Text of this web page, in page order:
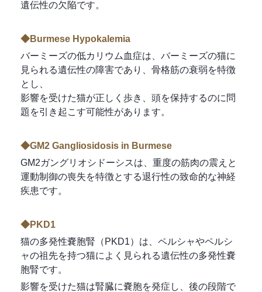
遺伝性の欠陥です。
◆Burmese Hypokalemia
バーミーズの低カリウム血症は、バーミーズの猫に
見られる遺伝性の障害であり、骨格筋の衰弱を特徴
とし、
影響を受けた猫が正しく歩き、頭を保持するのに問
題を引き起こす可能性があります。
◆GM2 Gangliosidosis in Burmese
GM2ガングリオシドーシスは、重度の筋肉の震えと
運動制御の喪失を特徴とする退行性の致命的な神経
疾患です。
◆PKD1
猫の多発性嚢胞腎（PKD1）は、ペルシャやペルシ
ャの祖先を持つ猫によく見られる遺伝性の多発性嚢
胞腎です。
影響を受けた猫は腎臓に嚢胞を発症し、後の段階で